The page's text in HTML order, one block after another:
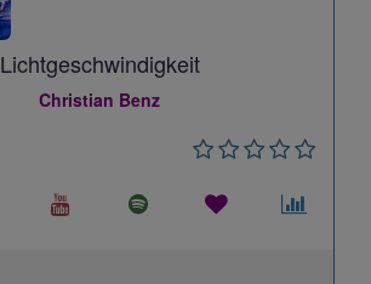
Lichtgeschwindigkeit
Christian Benz